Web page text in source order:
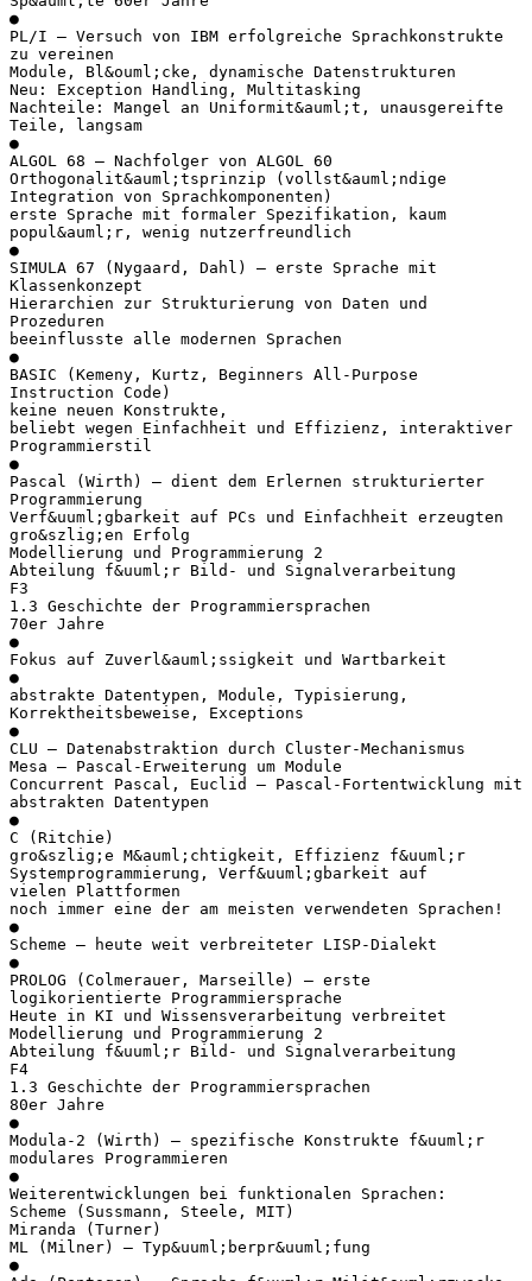
●
PL/I – Versuch von IBM erfolgreiche Sprachkonstrukte
zu vereinen
Module, Bl&ouml;cke, dynamische Datenstrukturen
Neu: Exception Handling, Multitasking
Nachteile: Mangel an Uniformit&auml;t, unausgereifte
Teile, langsam
●
ALGOL 68 – Nachfolger von ALGOL 60
Orthogonalit&auml;tsprinzip (vollst&auml;ndige
Integration von Sprachkomponenten)
erste Sprache mit formaler Spezifikation, kaum
popul&auml;r, wenig nutzerfreundlich
●
SIMULA 67 (Nygaard, Dahl) – erste Sprache mit
Klassenkonzept
Hierarchien zur Strukturierung von Daten und
Prozeduren
beeinflusste alle modernen Sprachen
●
BASIC (Kemeny, Kurtz, Beginners All-Purpose
Instruction Code)
keine neuen Konstrukte,
beliebt wegen Einfachheit und Effizienz, interaktiver
Programmierstil
●
Pascal (Wirth) – dient dem Erlernen strukturierter
Programmierung
Verf&uuml;gbarkeit auf PCs und Einfachheit erzeugten
gro&szlig;en Erfolg
Modellierung und Programmierung 2
Abteilung f&uuml;r Bild- und Signalverarbeitung
F3
1.3 Geschichte der Programmiersprachen
70er Jahre
●
Fokus auf Zuverl&auml;ssigkeit und Wartbarkeit
●
abstrakte Datentypen, Module, Typisierung,
Korrektheitsbeweise, Exceptions
●
CLU – Datenabstraktion durch Cluster-Mechanismus
Mesa – Pascal-Erweiterung um Module
Concurrent Pascal, Euclid – Pascal-Fortentwicklung mit
abstrakten Datentypen
●
C (Ritchie)
gro&szlig;e M&auml;chtigkeit, Effizienz f&uuml;r
Systemprogrammierung, Verf&uuml;gbarkeit auf
vielen Plattformen
noch immer eine der am meisten verwendeten Sprachen!
●
Scheme – heute weit verbreiteter LISP-Dialekt
●
PROLOG (Colmerauer, Marseille) – erste
logikorientierte Programmiersprache
Heute in KI und Wissensverarbeitung verbreitet
Modellierung und Programmierung 2
Abteilung f&uuml;r Bild- und Signalverarbeitung
F4
1.3 Geschichte der Programmiersprachen
80er Jahre
●
Modula-2 (Wirth) – spezifische Konstrukte f&uuml;r
modulares Programmieren
●
Weiterentwicklungen bei funktionalen Sprachen:
Scheme (Sussmann, Steele, MIT)
Miranda (Turner)
ML (Milner) – Typ&uuml;berpr&uuml;fung
●